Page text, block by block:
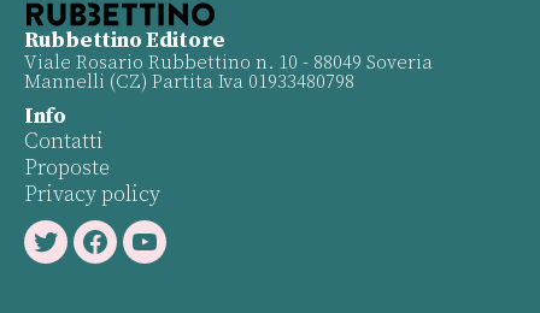
Rubbettino Editore
Viale Rosario Rubbettino n. 10 - 88049 Soveria
Mannelli (CZ) Partita Iva 01933480798
Info
Contatti
Proposte
Privacy policy
TwitterFacebookYoutube